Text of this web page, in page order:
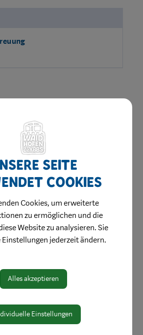
Seite
Cookies
Cookies, um erweiterte
zu ermöglichen und die
Website zu analysieren. Sie
Einstellungen jederzeit ändern.
Alles akzeptieren
Einstellungen